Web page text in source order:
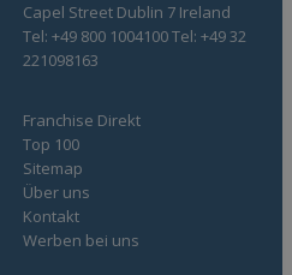
Franchise Direkt
Top 100
Sitemap
Über uns
Kontakt
Werben bei uns
Capel Street Dublin 7 Ireland
Tel: +49 800 1004100 Tel: +49 32
221098163